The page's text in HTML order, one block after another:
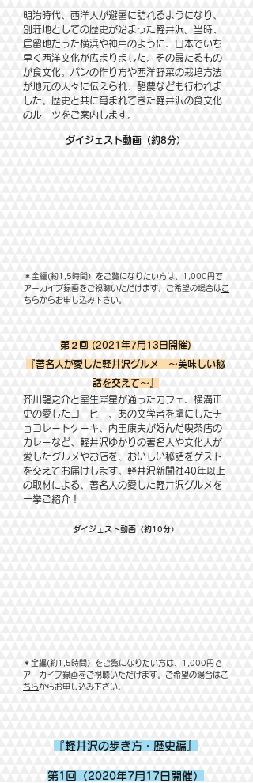
明治時代、西洋人が避暑に訪れるようになり、
別荘地としての歴史が始まった軽井沢。当時、
居留地だった横浜や神戸のように、日本でいち
早く西洋文化が広まりました。その最たるもの
が食文化。パンの作り方や西洋野菜の栽培方法
が地元の人々に伝えられ、酪農なども行われま
した。歴史と共に育まれてきた軽井沢の食文化
のルーツをご案内します。
​ダイジェスト動画（約8分）
＊全編(約1,5時間）をご覧になりたい方は、1,000円で
アーカイブ録画をご視聴いただけます。 ご希望の場合はこ
ちらからお申し込み下さい。
第２回 (2021年7月13日開催)
『著名人が愛した軽井沢グルメ ～美味しい秘
話を交えて～』​
芥川龍之介と室生犀星が通ったカフェ、横溝正
史の愛したコーヒー、あの文学者を虜にしたチ
ョコレートケーキ、内田康夫が好んだ喫茶店の
カレーなど、軽井沢ゆかりの著名人や文化人が
愛したグルメやお店を、おいしい秘話をゲスト
を交えてお届けします。軽井沢新聞社40年以上
の取材による、著名人の愛した軽井沢グルメを
一挙ご紹介！
​ダイジェスト動画（約10分）
＊全編(約1,5時間）をご覧になりたい方は、1,000円で
アーカイブ録画をご視聴いただけます。ご希望の場合はこ
ちらからお申し込み下さい。
『軽井沢の歩き方・歴史編』
第1回（2020年7月17日開催）